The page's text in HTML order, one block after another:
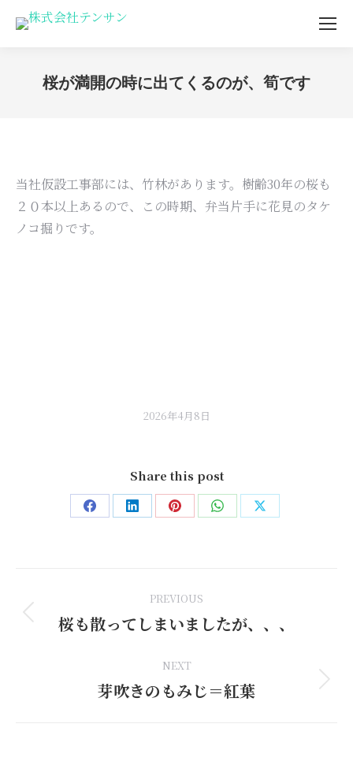
桜が満開の時に出てくるのが、筍です
当社仮設工事部には、竹林があります。樹齢30年の桜も
２０本以上あるので、この時期、弁当片手に花見のタケ
ノコ掘りです。
2026年4月8日
Share this post
Share Share Share Share Share
navigation
PREVIOUS
Previous
桜も散ってしまいましたが、、、
NEXT
Next
芽吹きのもみじ＝紅葉